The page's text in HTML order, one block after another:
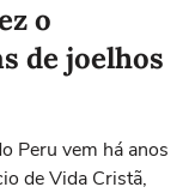
o
de joelhos
Peru vem há anos
de Vida Cristã,